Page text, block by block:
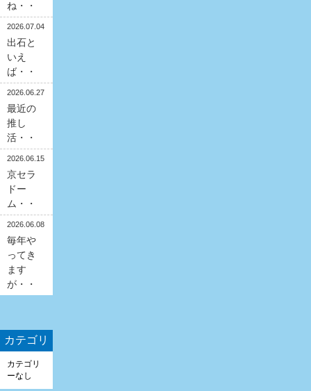
ね・・
2026.07.04
出石と
いえ
ば・・
2026.06.27
最近の
推し
活・・
2026.06.15
京セラ
ドー
ム・・
2026.06.08
毎年や
ってき
ます
が・・
カテゴリ
カテゴリ
ーなし